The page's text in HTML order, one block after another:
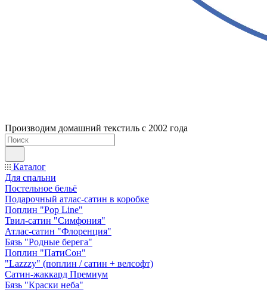
Производим домашний текстиль с 2002 года
Каталог
Для спальни
Постельное бельё
Подарочный атлас-сатин в коробке
Поплин "Pop Line"
Твил-сатин "Симфония"
Атлас-сатин "Флоренция"
Бязь "Родные берега"
Поплин "ПатиСон"
"Lazzzy" (поплин / сатин + велсофт)
Сатин-жаккард Премиум
Бязь "Краски неба"